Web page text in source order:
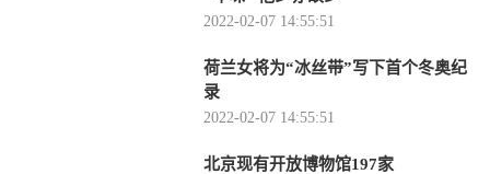
2022-02-07 14:55:51
荷兰女将为“冰丝带”写下首个冬奥纪
录
2022-02-07 14:55:51
北京现有开放博物馆197家